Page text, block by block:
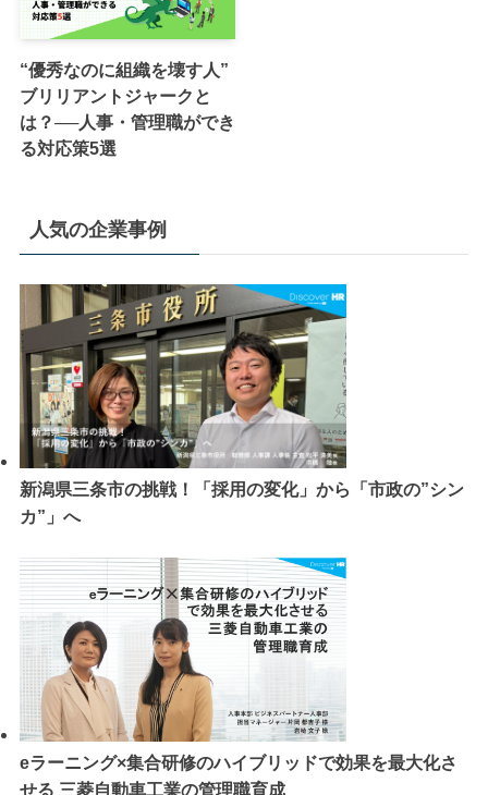
“優秀なのに組織を壊す人”
ブリリアントジャークと
は？──人事・管理職ができ
る対応策5選
人気の企業事例
新潟県三条市の挑戦！「採用の変化」から「市政の”シン
カ”」へ
eラーニング×集合研修のハイブリッドで効果を最大化さ
せる 三菱自動車工業の管理職育成